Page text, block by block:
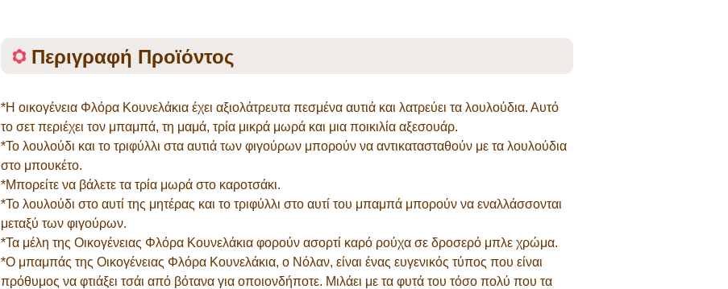
Περιγραφή Προϊόντος
*Η οικογένεια Φλόρα Κουνελάκια έχει αξιολάτρευτα πεσμένα αυτιά και λατρεύει τα λουλούδια. Αυτό
το σετ περιέχει τον μπαμπά, τη μαμά, τρία μικρά μωρά και μια ποικιλία αξεσουάρ.
*Το λουλούδι και το τριφύλλι στα αυτιά των φιγούρων μπορούν να αντικατασταθούν με τα λουλούδια
στο μπουκέτο.
*Μπορείτε να βάλετε τα τρία μωρά στο καροτσάκι.
*Το λουλούδι στο αυτί της μητέρας και το τριφύλλι στο αυτί του μπαμπά μπορούν να εναλλάσσονται
μεταξύ των φιγούρων.
*Τα μέλη της Οικογένειας Φλόρα Κουνελάκια φορούν ασορτί καρό ρούχα σε δροσερό μπλε χρώμα.
*Ο μπαμπάς της Οικογένειας Φλόρα Κουνελάκια, ο Νόλαν, είναι ένας ευγενικός τύπος που είναι
πρόθυμος να φτιάξει τσάι από βότανα για οποιονδήποτε. Μιλάει με τα φυτά του τόσο πολύ που τα